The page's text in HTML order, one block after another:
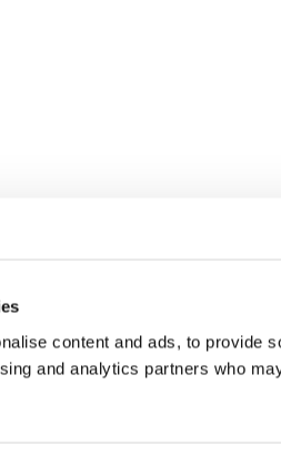
content and ads, to provide
and analytics partners who